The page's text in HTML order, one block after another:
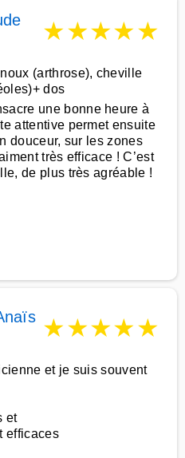
★★★★★
(arthrose), cheville
dos
une bonne heure à
attentive permet ensuite
douceur, sur les zones
très efficace ! C’est
de plus très agréable !
★★★★★
et je suis souvent
et
efficaces